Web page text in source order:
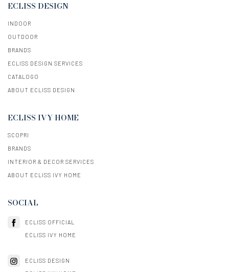
ECLISS DESIGN
INDOOR
OUTDOOR
BRANDS
ECLISS DESIGN SERVICES
CATALOGO
ABOUT ECLISS DESIGN
ECLISS IVY HOME
SCOPRI
BRANDS
INTERIOR & DECOR SERVICES
ABOUT ECLISS IVY HOME
SOCIAL
ECLISS OFFICIAL
ECLISS IVY HOME
ECLISS DESIGN